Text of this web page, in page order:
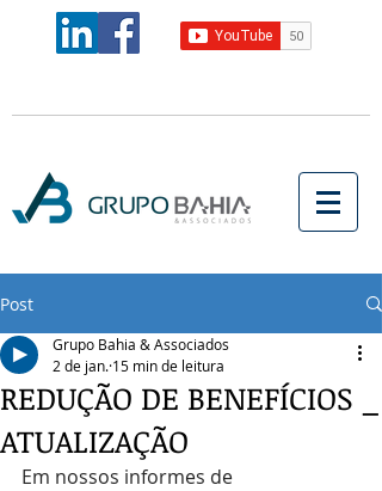
Post
REDUÇÃO DE BENEFÍCIOS _
ATUALIZAÇÃO
Grupo Bahia & Associados
2 de jan. 15 min de leitura
Em nossos informes de